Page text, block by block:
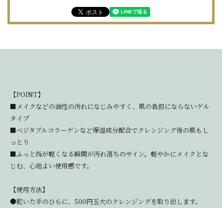
【POINT】
■メイクなどの油性の汚れになじみやすく、肌の負担にならないゲル
タイプ
■ベジタブルコラーゲンなど保湿成分配合でクレンジング後の肌もし
っとり
■ふっと指が軽くなる瞬間が汚れ落ちのサイン。軽やかにメイクとな
じむ、心地よい使用感です。
【使用方法】
●乾いた手のひらに、500円玉大のクレンジングを取り出します。